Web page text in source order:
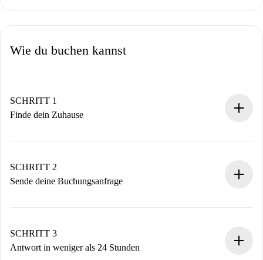
Wie du buchen kannst
SCHRITT 1
Finde dein Zuhause
Du erhältst alle notwendigen Informationen im Voraus.
SCHRITT 2
Sende deine Buchungsanfrage
Denk daran, dass wir dich erst belasten, wenn der
Vermieter zustimmt.
SCHRITT 3
Antwort in weniger als 24 Stunden